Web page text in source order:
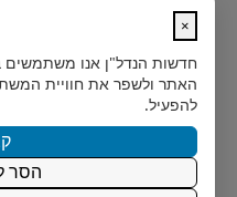
בלב הצפון-הישן של תל
SELECTED - מותג הי?...
15.12.2024
×
חדשות הנדל"ן אנו משתמשים
האתר ולשפר את חוויית
להפעיל.
הסר